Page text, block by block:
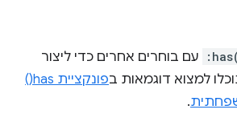
עם בוחרים אחרים כדי ליצור
למצוא דוגמאות ב
פונקציית has()
.